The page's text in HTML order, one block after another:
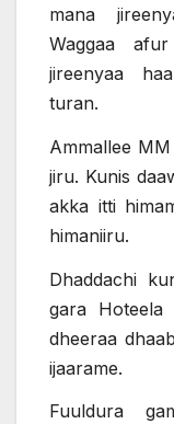
mana
Waggaa
jireenyaa
turan.
Ammallee
jiru. Kunis
akka itti
himaniiru.
Dhaddachi
gara Hoteela
dheeraa
ijaarame.
Fuuldura